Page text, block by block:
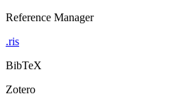
Reference Manager
.ris
BibTeX
Zotero